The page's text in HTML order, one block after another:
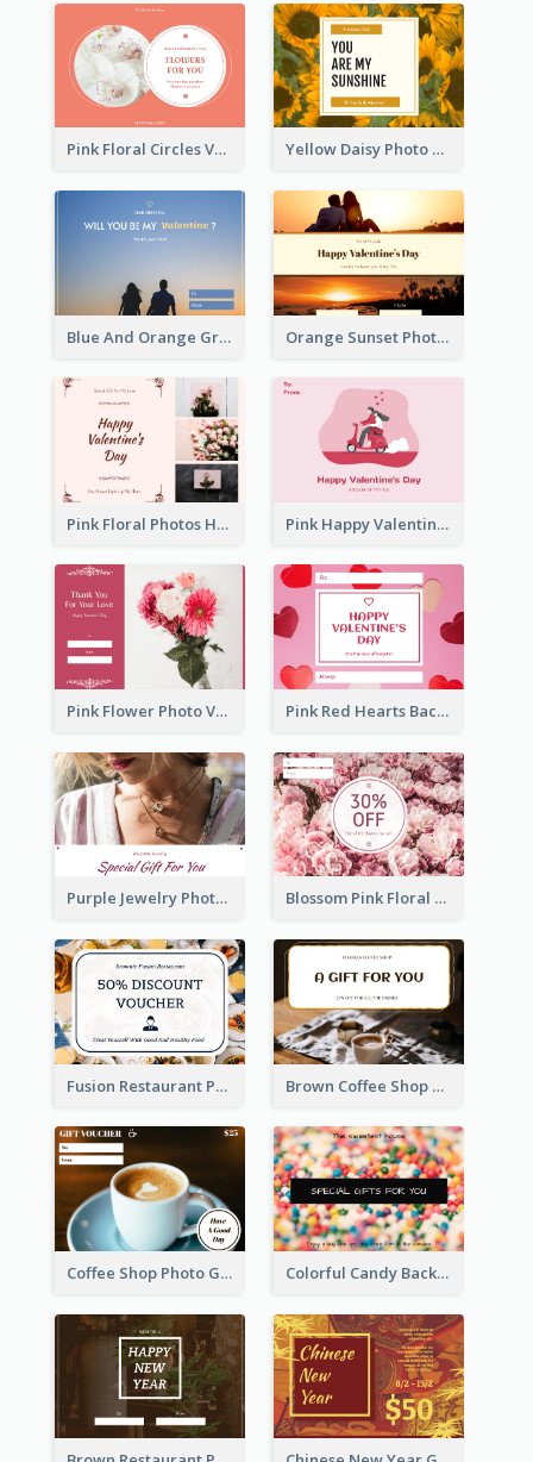
Pink Floral Circles Valentines Day Gift Card Yellow Daisy Photo Valentines Day Gift Card
Blue And Orange Gradient Photo Valentines Day Gift Card Orange Sunset Photo Valentines Day Gift Card
Pink Floral Photos Happy Valentines Day Gift Card Pink Happy Valentine's Day Illustration Gift Card
Pink Flower Photo Valentine's Day Gift Card Pink Red Hearts Background Valentine's Day Gift Card
Purple Jewelry Photo Special Gift For You Gift Card Blossom Pink Floral Photo Flower Shop Gift Card
Fusion Restaurant Photo Food Discount Gift Card Brown Coffee Shop Photo Gift For You Gift Card
Coffee Shop Photo Gift Card For Coffee Colorful Candy Background Special Gift Card